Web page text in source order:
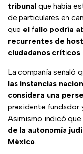
tribunal que había
de particulares en
que el fallo podría
recurrentes de
ciudadanos
La compañía señaló
las instancias
considera una
presidente fundador
Asimismo indicó
de la autonomía
México.